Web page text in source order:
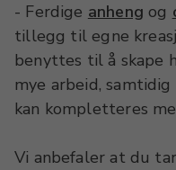
- Ferdige anheng og
tillegg til egne
benyttes til å skape
mye arbeid,
kan kompletteres
Vi anbefaler at du